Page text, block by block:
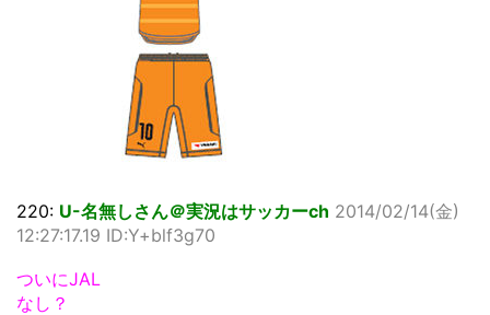
220: U-名無しさん＠実況はサッカーch 2014/02/14(金)
12:27:17.19 ID:Y+blf3g70
ついにJAL
なし？